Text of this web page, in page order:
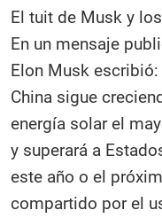
El tuit de Musk y
En un mensaje
Elon Musk
China sigue
energía solar el
y superará a
este año o el
compartido por el